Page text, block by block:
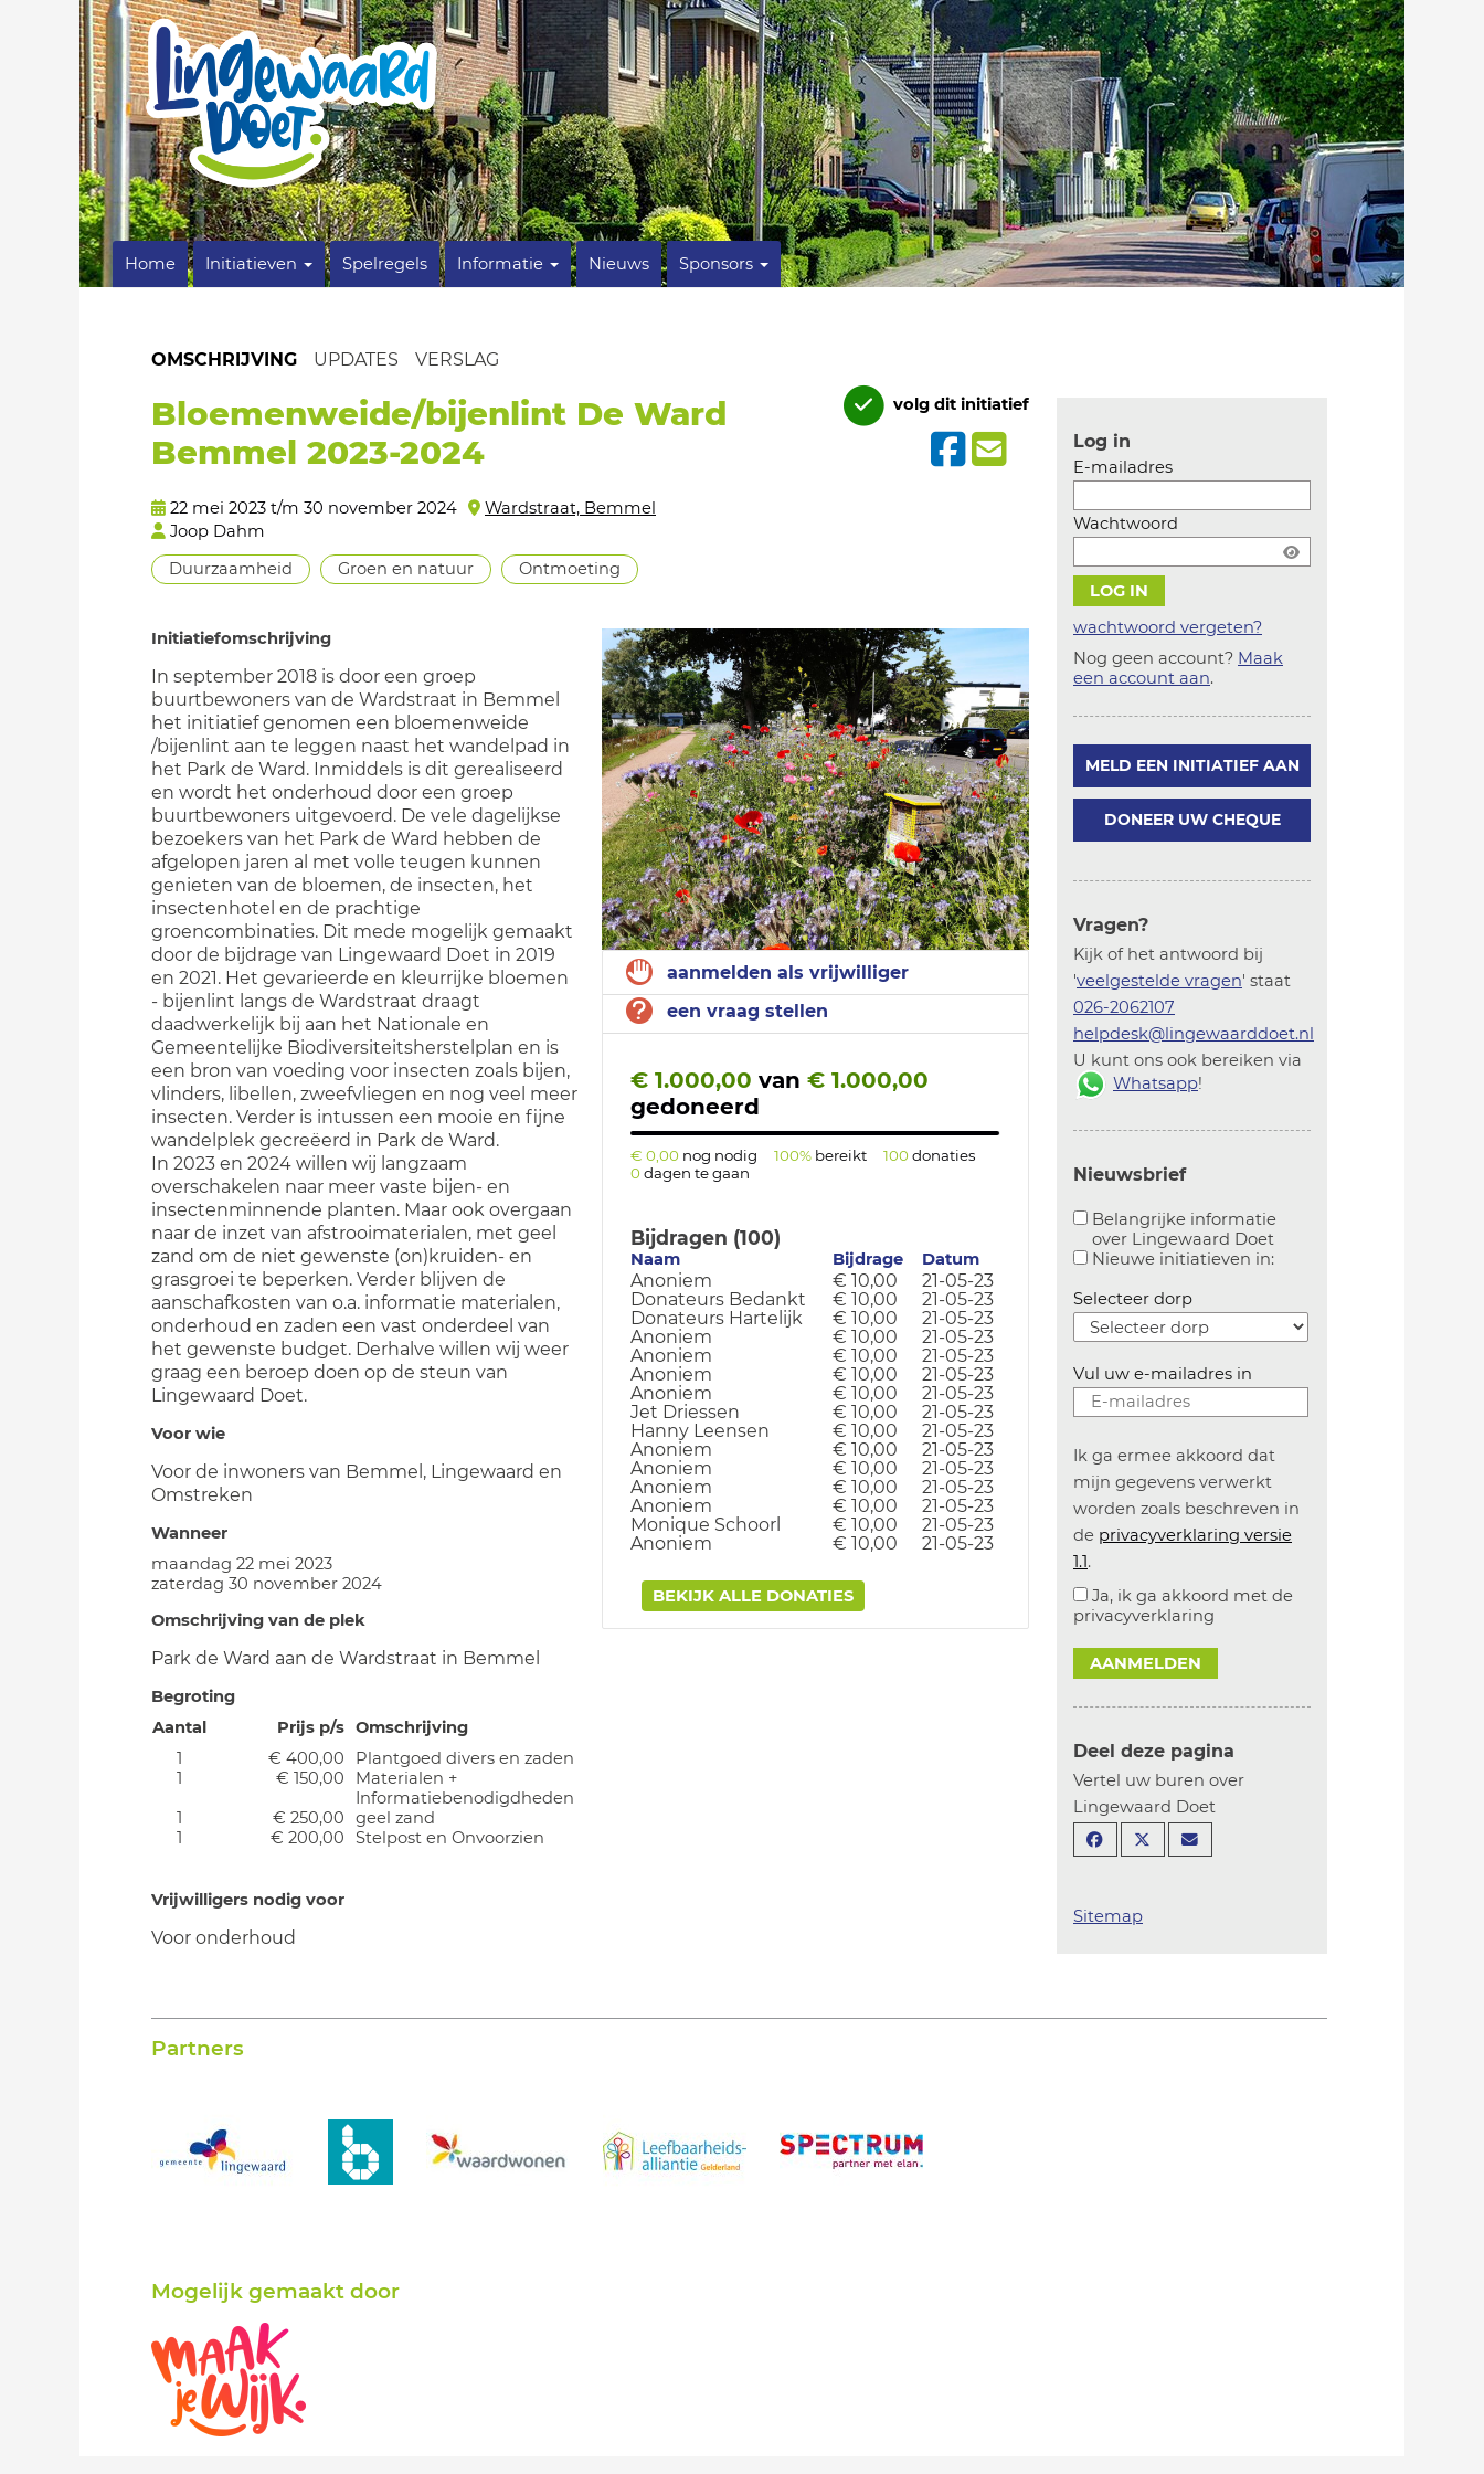
Home Initiatieven Spelregels Informatie Nieuws Sponsors
OMSCHRIJVING UPDATES VERSLAG
Bloemenweide/bijenlint De Ward
Bemmel 2023-2024
22 mei 2023 t/m 30 november 2024
Wardstraat, Bemmel
Joop Dahm
Duurzaamheid
Groen en natuur Ontmoeting
volg dit initiatief
aanmelden als vrijwilliger
een vraag stellen
€ 1.000,00 van € 1.000,00
gedoneerd
€ 0,00 nog nodig 100% bereikt 100donaties
0dagen te gaan
Bijdragen (100)
Naam Bijdrage Datum
Anoniem € 10,00
21-05-23
Donateurs Bedankt
€ 10,00
21-05-23
Donateurs Hartelijk
€ 10,00
21-05-23
Anoniem
€ 10,00
21-05-23
Anoniem
€ 10,00
21-05-23
Anoniem
€ 10,00
21-05-23
Anoniem
€ 10,00
21-05-23
Jet Driessen
€ 10,00
21-05-23
Hanny Leensen
€ 10,00
21-05-23
Anoniem
€ 10,00
21-05-23
Anoniem
€ 10,00
21-05-23
Anoniem
€ 10,00
21-05-23
Anoniem
€ 10,00
21-05-23
Monique Schoorl
€ 10,00
21-05-23
Anoniem
€ 10,00 21-05-23
BEKIJK ALLE DONATIES
Initiatiefomschrijving
In september 2018 is door een groep
buurtbewoners van de Wardstraat in Bemmel
het initiatief genomen een bloemenweide
/bijenlint aan te leggen naast het wandelpad in
het Park de Ward. Inmiddels is dit gerealiseerd
en wordt het onderhoud door een groep
buurtbewoners uitgevoerd. De vele dagelijkse
bezoekers van het Park de Ward hebben de
afgelopen jaren al met volle teugen kunnen
genieten van de bloemen, de insecten, het
insectenhotel en de prachtige
groencombinaties. Dit mede mogelijk gemaakt
door de bijdrage van Lingewaard Doet in 2019
en 2021. Het gevarieerde en kleurrijke bloemen
- bijenlint langs de Wardstraat draagt
daadwerkelijk bij aan het Nationale en
Gemeentelijke Biodiversiteitsherstelplan en is
een bron van voeding voor insecten zoals bijen,
vlinders, libellen, zweefvliegen en nog veel meer
insecten. Verder is intussen een mooie en fijne
wandelplek gecreëerd in Park de Ward.
In 2023 en 2024 willen wij langzaam
overschakelen naar meer vaste bijen- en
insectenminnende planten. Maar ook overgaan
naar de inzet van afstrooimaterialen, met geel
zand om de niet gewenste (on)kruiden- en
grasgroei te beperken. Verder blijven de
aanschafkosten van o.a. informatie materialen,
onderhoud en zaden een vast onderdeel van
het gewenste budget. Derhalve willen wij weer
graag een beroep doen op de steun van
Lingewaard Doet.
Voor wie
Voor de inwoners van Bemmel, Lingewaard en
Omstreken
Wanneer
maandag 22 mei 2023
zaterdag 30 november 2024
Omschrijving van de plek
Park de Ward aan de Wardstraat in Bemmel
Begroting
Aantal
Prijs p/s Omschrijving
1
€ 400,00
Plantgoed divers en zaden
1
€ 150,00
Materialen +
Informatiebenodigdheden
1
€ 250,00
geel zand
1
€ 200,00 Stelpost en Onvoorzien
Vrijwilligers nodig voor
Voor onderhoud
Log in
E-mailadres
Wachtwoord
wachtwoord vergeten?
Nog geen account? Maak
een account aan.
MELD EEN INITIATIEF AAN
DONEER UW CHEQUE
Vragen?
Kijk of het antwoord bij
'veelgestelde vragen' staat
026-2062107
helpdesk@lingewaarddoet.nl
U kunt ons ook bereiken via
Whatsapp!
Nieuwsbrief
Belangrijke informatie
over Lingewaard Doet
Aanvinken om belangrijke informatie over
Nieuwe initiatieven in:Aanvinken om
Selecteer dorp
Vul uw e-mailadres in
Ik ga ermee akkoord dat
mijn gegevens verwerkt
worden zoals beschreven in
de privacyverklaring versie
1.1.
Ja, ik ga akkoord met de
privacyverklaring
AANMELDEN
Deel deze pagina
Vertel uw buren over
Lingewaard Doet
Sitemap
Partners
Mogelijk gemaakt door